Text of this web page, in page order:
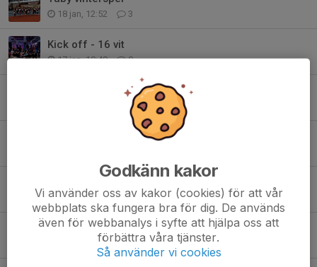
18 jan, 12:52 3
Kick off - 16 vit
17 jan, 10:48 0
Inställd träning 13/9-2025
Triangelkampen 2025
11 feb 2025 0
Funktionärer till Täby Vinterspel
2 jan 2025 0
Godkänn kakor
Vi använder oss av kakor (cookies) för att vår
webbplats ska fungera bra för dig. De används
även för webbanalys i syfte att hjälpa oss att
förbättra våra tjänster.
Så använder vi cookies